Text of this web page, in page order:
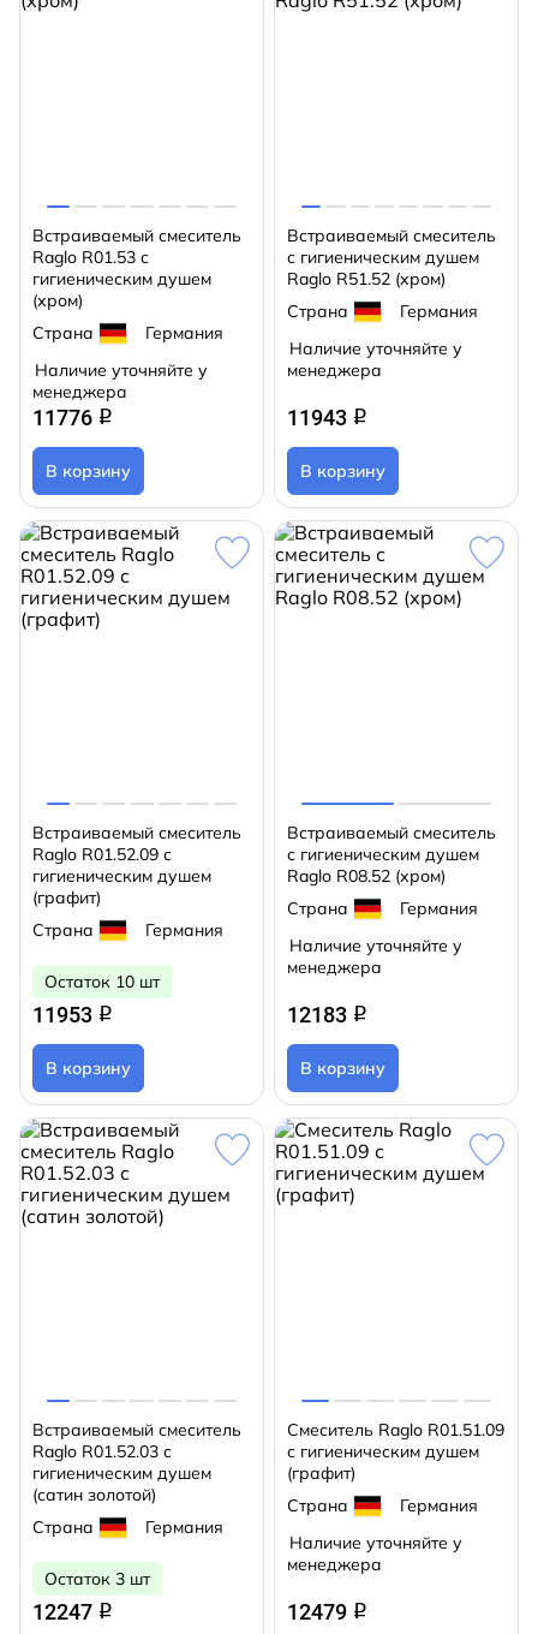
Встраиваемый смеситель
Raglo R01.53 с
гигиеническим душем
(хром)
Страна
Германия
Наличие уточняйте у
менеджера
11776 q
В корзину
Встраиваемый смеситель
с гигиеническим душем
Raglo R51.52 (хром)
Страна
Германия
Наличие уточняйте у
менеджера
11943 q
В корзину
Встраиваемый смеситель
Raglo R01.52.09 с
гигиеническим душем
(графит)
Страна
Германия
Остаток 10 шт
11953 q
В корзину
Встраиваемый смеситель
с гигиеническим душем
Raglo R08.52 (хром)
Страна
Германия
Наличие уточняйте у
менеджера
12183 q
В корзину
Встраиваемый смеситель
Raglo R01.52.03 с
гигиеническим душем
(сатин золотой)
Страна
Германия
Остаток 3 шт
12247 q
Смеситель Raglo R01.51.09
с гигиеническим душем
(графит)
Страна
Германия
Наличие уточняйте у
менеджера
12479 q